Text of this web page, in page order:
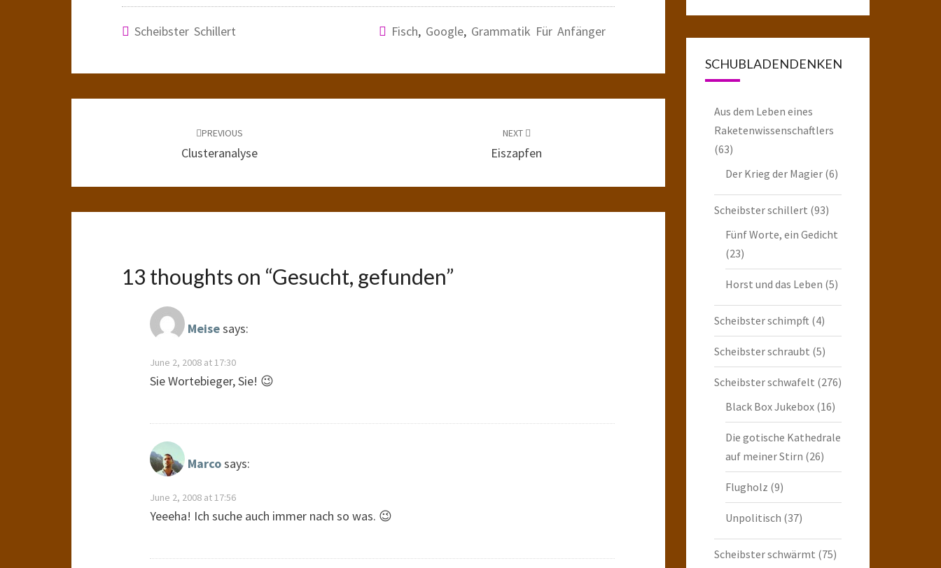
Scheibster Schillert Fisch, Google, Grammatik Für Anfänger
PREVIOUS
Clusteranalyse
NEXT
Eiszapfen
13 thoughts on “Gesucht, gefunden”
Meisesays:
June 2, 2008 at 17:30
Sie Wortebieger, Sie! 😉
Marcosays:
June 2, 2008 at 17:56
Yeeeha! Ich suche auch immer nach so was. 😉
SCHUBLADENDENKEN
Aus dem Leben eines
Raketenwissenschaftlers
(63)
Der Krieg der Magier(6)
Scheibster schillert (93)
Fünf Worte, ein Gedicht
(23)
Horst und das Leben (5)
Scheibster schimpft (4)
Scheibster schraubt (5)
Scheibster schwafelt (276)
Black Box Jukebox(16)
Die gotische Kathedrale
auf meiner Stirn (26)
Flugholz (9)
Unpolitisch (37)
Scheibster schwärmt (75)